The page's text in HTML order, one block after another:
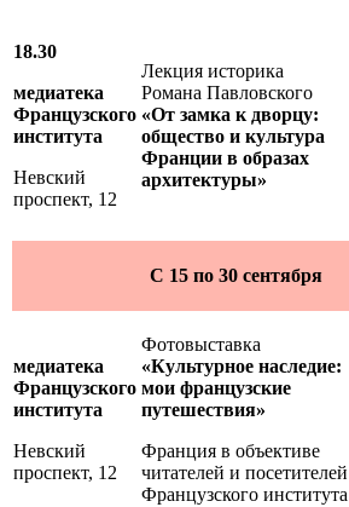
18.30
медиатека
Французского
института
Невский
проспект, 12
Лекция историка
Романа Павловского
«От замка к дворцу:
общество и культура
Франции в образах
архитектуры»
С 15 по 30 сентября
медиатека
Французского
института
Невский
проспект, 12
Фотовыставка
«Культурное наследие:
мои французские
путешествия»
Франция в объективе
читателей и посетителей
Французского института